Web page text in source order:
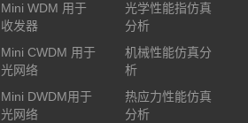
Mini WDM 用于
收发器
Mini CWDM 用于
光网络
Mini DWDM用于
光网络
光学性能指仿真
分析
机械性能仿真分
析
热应力性能仿真
分析